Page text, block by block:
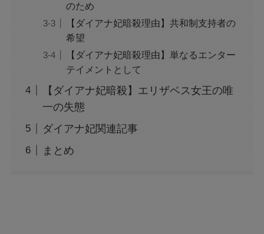
のため
【ダイアナ妃暗殺理由】共和制支持者の
希望
【ダイアナ妃暗殺理由】単なるエンター
テイメントとして
【ダイアナ妃暗殺】エリザベス女王の唯
一の失態
ダイアナ妃関連記事
まとめ